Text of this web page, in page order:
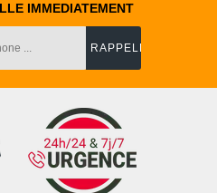
IMMEDIATEMENT